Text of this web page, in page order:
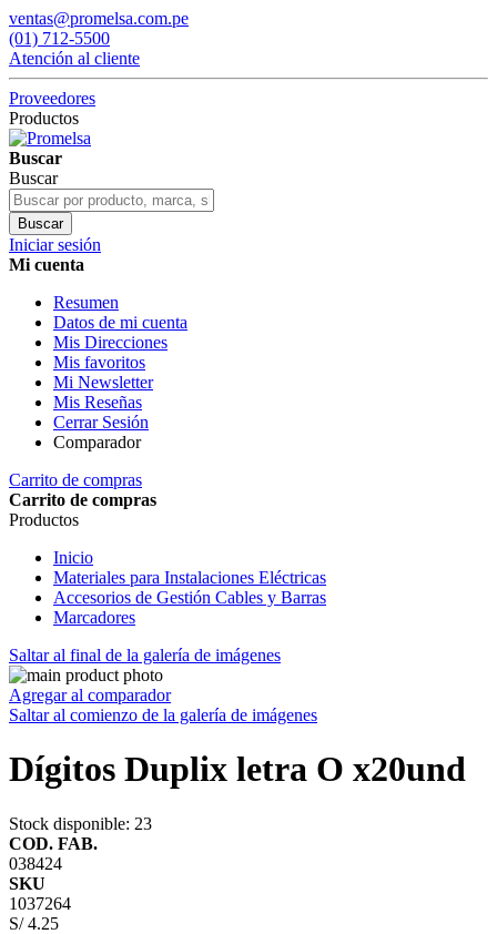
ventas@promelsa.com.pe
(01) 712-5500
Atención al cliente
Proveedores
Productos
Buscar
Buscar
Buscar
Iniciar sesión
Mi cuenta
Resumen
Datos de mi cuenta
Mis Direcciones
Mis favoritos
Mi Newsletter
Mis Reseñas
Cerrar Sesión
Comparador
Carrito de compras
Carrito de compras
Productos
Inicio
Materiales para Instalaciones Eléctricas
Accesorios de Gestión Cables y Barras
Marcadores
Saltar al final de la galería de imágenes
Agregar al comparador
Saltar al comienzo de la galería de imágenes
Dígitos Duplix letra O x20und
Stock disponible: 23
COD. FAB.
038424
SKU
1037264
S/ 4.25